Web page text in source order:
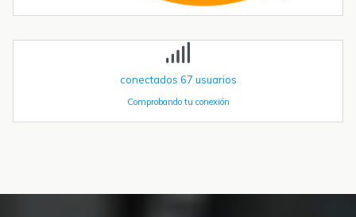
superaron las 590.000 unidades en 2023 y se proyecta que
conectados 67 usuarios
Comprobando tu conexión